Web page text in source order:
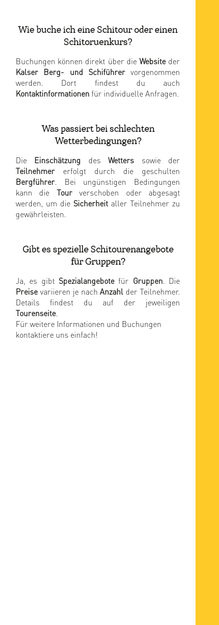
Wie buche ich eine Schitour oder einen
Schitoruenkurs?
Buchungen können direkt über die Websiteder
Kalser Berg- und Schiführervorgenommen
werden. Dort findest du auch
Kontaktinformationenfür individuelle Anfragen.
Was passiert bei schlechten
Wetterbedingungen?
Die Einschätzung desWetters sowie der
Teilnehmer erfolgt durch die geschulten
Bergführer. Bei ungünstigen Bedingungen
kann die Tourverschoben oder abgesagt
werden, um die Sicherheit aller Teilnehmer zu
gewährleisten.
Gibt es spezielle Schitourenangebote
für Gruppen?
Ja, es gibt Spezialangebote für Gruppen. Die
Preise variieren je nachAnzahl der Teilnehmer.
Details findest du auf der jeweiligen
Tourenseite.
Für weitere Informationen und Buchungen
kontaktiere uns einfach!